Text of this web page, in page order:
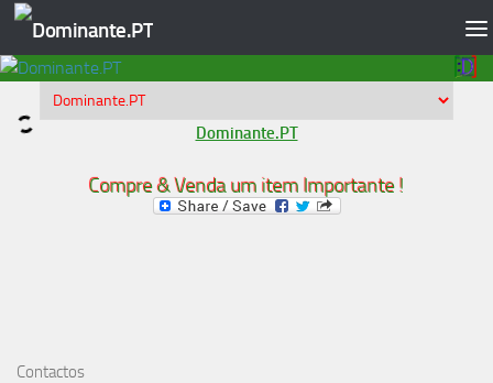
Skip to content
Dominante.PT
Compre & Venda um item Importante !
Contactos